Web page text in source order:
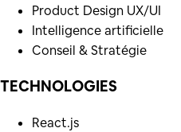
Product Design UX/UI
Intelligence artificielle
Conseil & Stratégie
TECHNOLOGIES
React.js